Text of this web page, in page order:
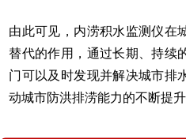
由此可见，内涝积水监测仪在
替代的作用，通过长期、持续
门可以及时发现并解决城市排
动城市防洪排涝能力的不断提升